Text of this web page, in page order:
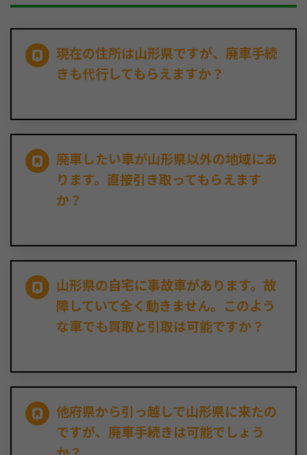
現在の住所は山形県ですが、廃車手続
きも代行してもらえますか？
廃車したい車が山形県以外の地域にあ
ります。直接引き取ってもらえます
か？
山形県の自宅に事故車があります。故
障していて全く動きません。このよう
な車でも買取と引取は可能ですか？
他府県から引っ越しで山形県に来たの
ですが、廃車手続きは可能でしょう